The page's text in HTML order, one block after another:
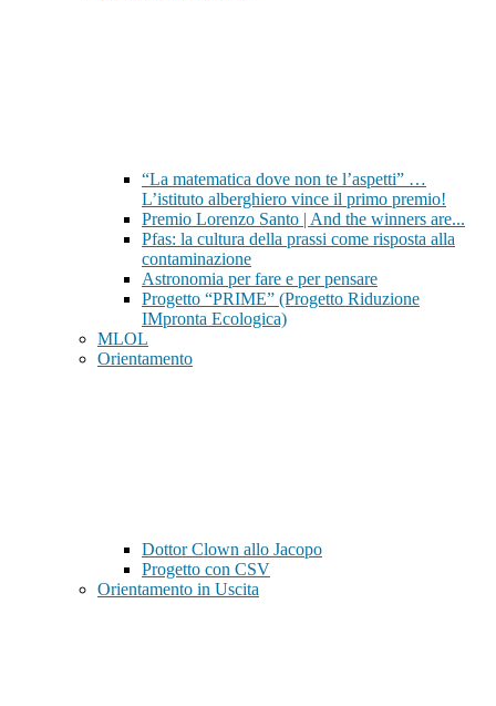
“La matematica dove non te l’aspetti” …
L’istituto alberghiero vince il primo premio!
Premio Lorenzo Santo | And the winners are...
Pfas: la cultura della prassi come risposta alla
contaminazione
Astronomia per fare e per pensare
Progetto “PRIME” (Progetto Riduzione
IMpronta Ecologica)
MLOL
Orientamento
Dottor Clown allo Jacopo
Progetto con CSV
Orientamento in Uscita